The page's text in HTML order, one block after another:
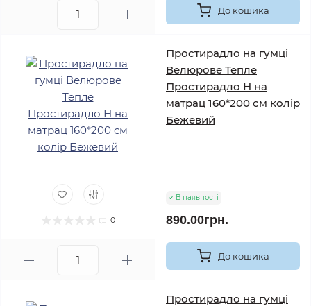
До кошика
0
Простирадло на гумці
Велюрове Тепле
Простирадло Н на
матрац 160*200 см колір
Бежевий
В наявності
890.00грн.
До кошика
Простирадло на гумці